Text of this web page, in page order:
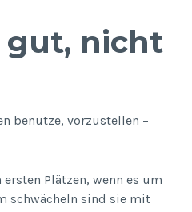
gut, nicht
benutze, vorzustellen –
Plätzen, wenn es um
schwächeln sind sie mit